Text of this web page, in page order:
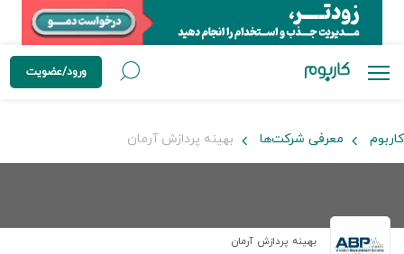
ورود/عضویت
کاربوم معرفی شرکت‌ها بهينه پردازش آرمان
بهينه پردازش آرمان